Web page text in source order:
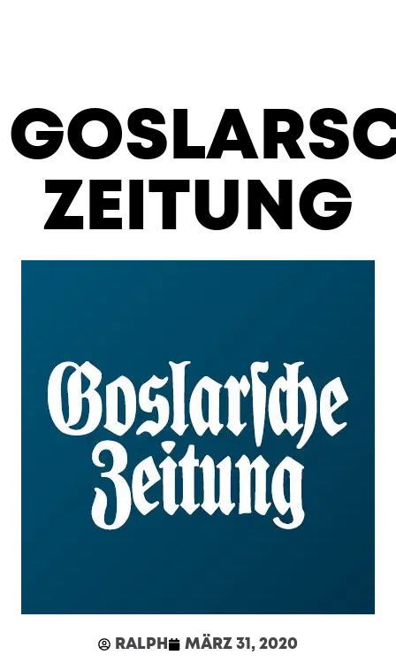
ZEITUNG
RALPH MÄRZ 31, 2020